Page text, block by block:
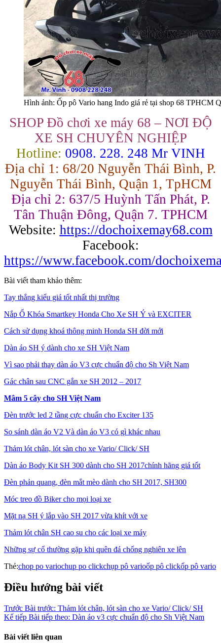
Hình ảnh: Ốp pô Vario hang Indo giá rẻ tại shop 68 TPHCM
SHOP Đồ chơi xe máy 68 – NƠI ĐỘ
XE SH CHUYÊN NGHIỆP
Hotline: 0908. 228. 248 Mr VINH
Địa chỉ 1: 68/20 Nguyễn Thái Bình, P.
Nguyễn Thái Bình, Quận 1, TpHCM
Địa chỉ 2: 637/5 Huỳnh Tấn Phát, P.
Tân Thuận Đông, Quận 7. TPHCM
Website: https://dochoixemay68.com
Facebook:
https://www.facebook.com/
Bài viết tham khảo thêm:
Tay thắng kiểu giá tốt nhất thị trường
Nắp Ổ Khóa Smartkey Honda Cho Xe SH Ý và EXCITER
Cách sử dụng khoá thông minh Honda SH đời mới
Dàn áo SH ý dành cho xe SH Việt Nam
Vì sao phải thay dàn áo V3 cực chuẩn độ cho Sh Việt Nam
Gác chân sau CNC gắn xe SH 2012 – 2017
Mâm 5 cây cho SH Việt Nam
Đèn trước led 2 tầng cực chuẩn cho Exciter 135
So sánh dàn áo V2 Và dàn áo V3 có gì khác nhau
Thảm lót chân, lót sàn cho xe Vario/ Click/ SH
Dàn áo Body Kit SH 300 dành cho SH 2017chính hãng giá tốt
Đèn phản quang, đèn mắt mèo dành cho SH 2017, SH300
Móc treo đồ Biker cho mọi loại xe
Mặt nạ SH ý lắp vào SH 2017 vừa khít với xe
Thảm lót chân SH cao su cho các loại xe máy
Những sự cố thường gặp khi quên đá chống nghiên xe lên
Thẻ:chop po variochup po clickchụp pô varioốp pô clickốp pô vario
Điều hướng bài viết
Trước Bài trước: Thảm lót chân, lót sàn cho xe Vario/ Click/ SH
Kế tiếp Bài tiếp theo: Dàn áo v3 cực chuẩn độ cho Sh Việt Nam
Bài viết liên quan